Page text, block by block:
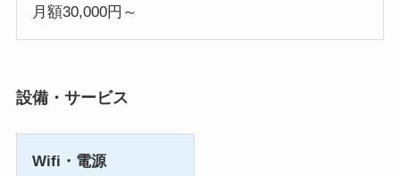
月額30,000円～
設備・サービス
Wifi・電源